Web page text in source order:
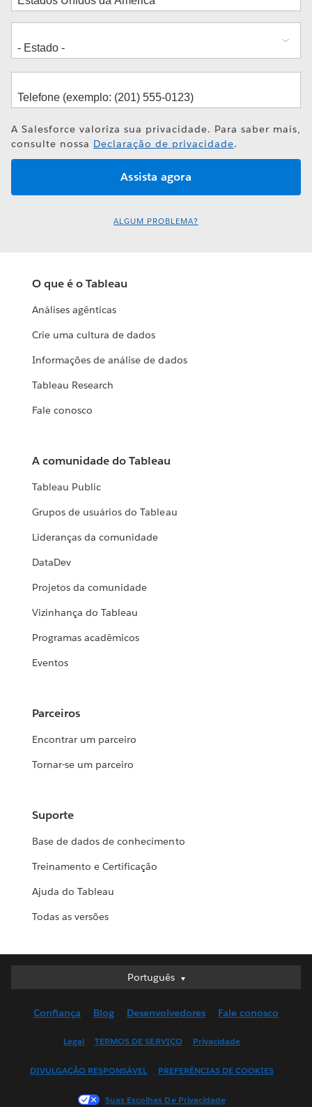
A Salesforce valoriza sua privacidade. Para saber mais,
consulte nossa Declaração de privacidade.
ALGUM PROBLEMA?
O que é o Tableau
Análises agênticas
Crie uma cultura de dados
Informações de análise de dados
Tableau Research
Fale conosco
A comunidade do Tableau
Tableau Public
Grupos de usuários do Tableau
Lideranças da comunidade
DataDev
Projetos da comunidade
Vizinhança do Tableau
Programas acadêmicos
Eventos
Parceiros
Encontrar um parceiro
Tornar-se um parceiro
Suporte
Base de dados de conhecimento
Treinamento e Certificação
Ajuda do Tableau
Todas as versões
Português
Português
English (UK)
Français (Canada)
Confiança Blog Desenvolvedores Fale conosco
Legal TERMOS DE SERVIÇO Privacidade
DIVULGAÇÃO RESPONSÁVEL PREFERÊNCIAS DE COOKIES
Suas Escolhas De Privacidade